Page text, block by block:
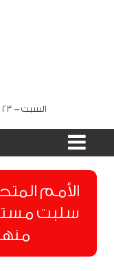
السبت - 23 صفر 1448 هـ , 08 أغسطس 2026 م
الأمم